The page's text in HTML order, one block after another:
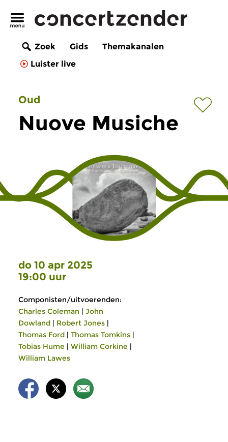
Zoek Gids
Themakanalen
Luister live
Oud
Nuove Musiche
do 10 apr 2025
19:00 uur
Componisten/uitvoerenden:
Charles Coleman | John
Dowland | Robert Jones |
Thomas Ford | Thomas Tomkins |
Tobias Hume | William Corkine |
William Lawes